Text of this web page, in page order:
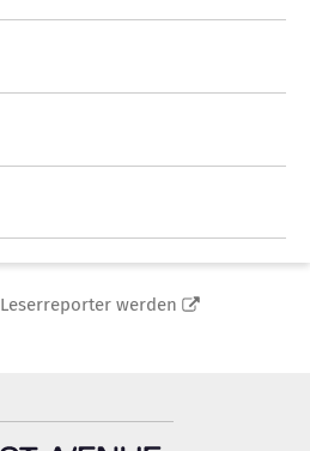
Leserreporter werden